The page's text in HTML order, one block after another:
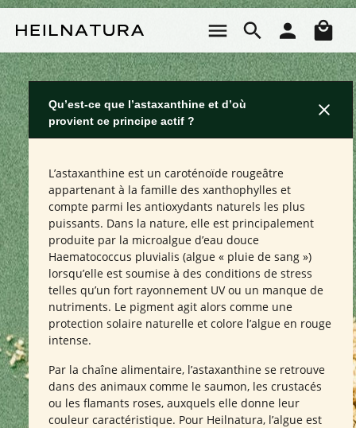
Qu’est-ce que l’astaxanthine et d’où
provient ce principe actif ?
L’astaxanthine est un caroténoïde rougeâtre
appartenant à la famille des xanthophylles et
compte parmi les antioxydants naturels les plus
puissants. Dans la nature, elle est principalement
produite par la microalgue d’eau douce
Haematococcus pluvialis (algue « pluie de sang »)
lorsqu’elle est soumise à des conditions de stress
telles qu’un fort rayonnement UV ou un manque de
nutriments. Le pigment agit alors comme une
protection solaire naturelle et colore l’algue en rouge
intense.
Par la chaîne alimentaire, l’astaxanthine se retrouve
dans des animaux comme le saumon, les crustacés
ou les flamants roses, auxquels elle donne leur
couleur caractéristique. Pour Heilnatura, l’algue est